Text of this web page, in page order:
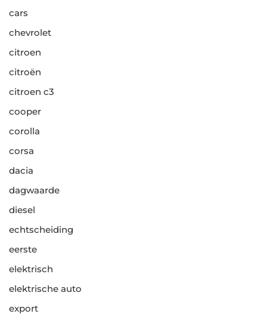
cars
chevrolet
citroen
citroën
citroen c3
cooper
corolla
corsa
dacia
dagwaarde
diesel
echtscheiding
eerste
elektrisch
elektrische auto
export